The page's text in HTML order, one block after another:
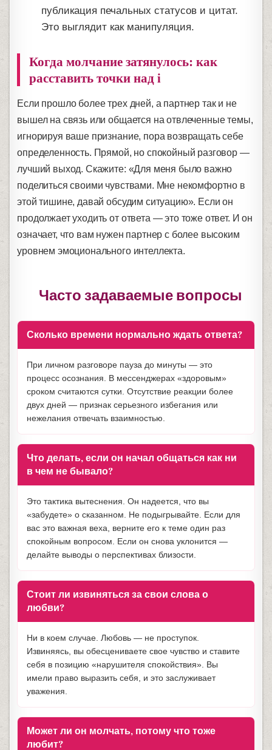
публикация печальных статусов и цитат.
Это выглядит как манипуляция.
Когда молчание затянулось: как
расставить точки над i
Если прошло более трех дней, а партнер так и не
вышел на связь или общается на отвлеченные темы,
игнорируя ваше признание, пора возвращать себе
определенность. Прямой, но спокойный разговор —
лучший выход. Скажите: «Для меня было важно
поделиться своими чувствами. Мне некомфортно в
этой тишине, давай обсудим ситуацию». Если он
продолжает уходить от ответа — это тоже ответ. И он
означает, что вам нужен партнер с более высоким
уровнем эмоционального интеллекта.
Часто задаваемые вопросы
Сколько времени нормально ждать ответа?
При личном разговоре пауза до минуты — это
процесс осознания. В мессенджерах «здоровым»
сроком считаются сутки. Отсутствие реакции более
двух дней — признак серьезного избегания или
нежелания отвечать взаимностью.
Что делать, если он начал общаться как ни
в чем не бывало?
Это тактика вытеснения. Он надеется, что вы
«забудете» о сказанном. Не подыгрывайте. Если для
вас это важная веха, верните его к теме один раз
спокойным вопросом. Если он снова уклонится —
делайте выводы о перспективах близости.
Стоит ли извиняться за свои слова о
любви?
Ни в коем случае. Любовь — не проступок.
Извиняясь, вы обесцениваете свое чувство и ставите
себя в позицию «нарушителя спокойствия». Вы
имели право выразить себя, и это заслуживает
уважения.
Может ли он молчать, потому что тоже
любит?